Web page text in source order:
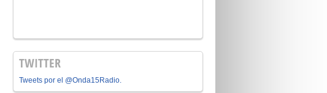
TWITTER
Tweets por el @Onda15Radio.